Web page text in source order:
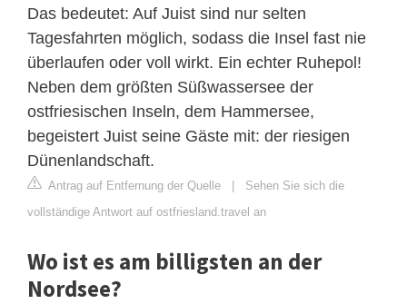
Das bedeutet: Auf Juist sind nur selten
Tagesfahrten möglich, sodass die Insel fast nie
überlaufen oder voll wirkt. Ein echter Ruhepol!
Neben dem größten Süßwassersee der
ostfriesischen Inseln, dem Hammersee,
begeistert Juist seine Gäste mit: der riesigen
Dünenlandschaft.
Antrag auf Entfernung der Quelle | Sehen Sie sich die
vollständige Antwort auf ostfriesland.travel an
Wo ist es am billigsten an der
Nordsee?